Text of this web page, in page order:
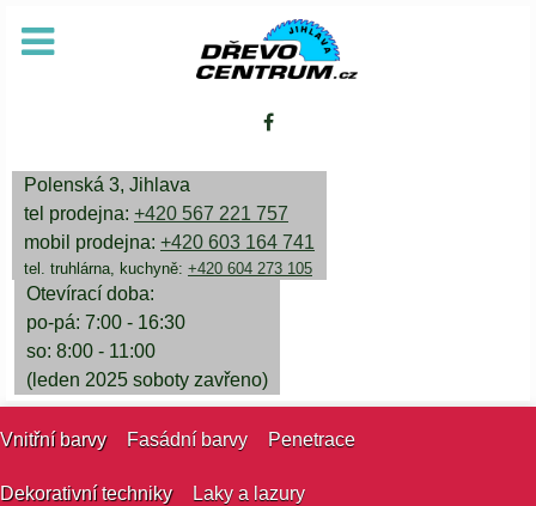
Polenská 3, Jihlava
tel prodejna: +420 567 221 757
mobil prodejna: +420 603 164 741
tel. truhlárna, kuchyně: +420 604 273 105
Otevírací doba:
po-pá: 7:00 - 16:30
so: 8:00 - 11:00
(leden 2025 soboty zavřeno)
Vnitřní barvy Fasádní barvy Penetrace
Dekorativní techniky Laky a lazury